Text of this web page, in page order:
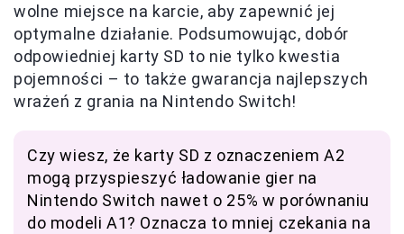
wolne miejsce na karcie, aby zapewnić jej
optymalne działanie. Podsumowując, dobór
odpowiedniej karty SD to nie tylko kwestia
pojemności – to także gwarancja najlepszych
wrażeń z grania na Nintendo Switch!
Czy wiesz, że karty SD z oznaczeniem A2
mogą przyspieszyć ładowanie gier na
Nintendo Switch nawet o 25% w porównaniu
do modeli A1? Oznacza to mniej czekania na